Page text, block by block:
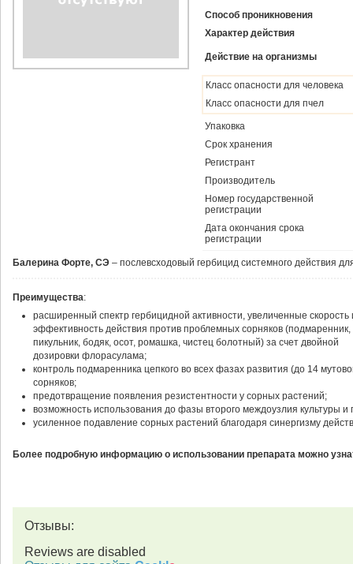
Способ проникновения
Характер действия
Действие на организмы
Класс опасности для человека
Класс опасности для пчел
Упаковка
Срок хранения
Регистрант
Производитель
Номер государственной
регистрации
Дата окончания срока
регистрации
Балерина Форте, СЭ – послевсходовый гербицид системного действия
Преимущества:
расширенный спектр гербицидной активности, увеличенные скорость
эффективность действия против проблемных сорняков (подмаренник,
пикульник, бодяк, осот, ромашка, чистец болотный) за счет двойной
дозировки флорасулама;
контроль подмаренника цепкого во всех фазах развития (до 14
сорняков;
предотвращение появления резистентности у сорных растений;
возможность использования до фазы второго междоузлия культуры и
усиленное подавление сорных растений благодаря синергизму
Более подробную информацию о использовании препарата можно
Отзывы:
Reviews are disabled